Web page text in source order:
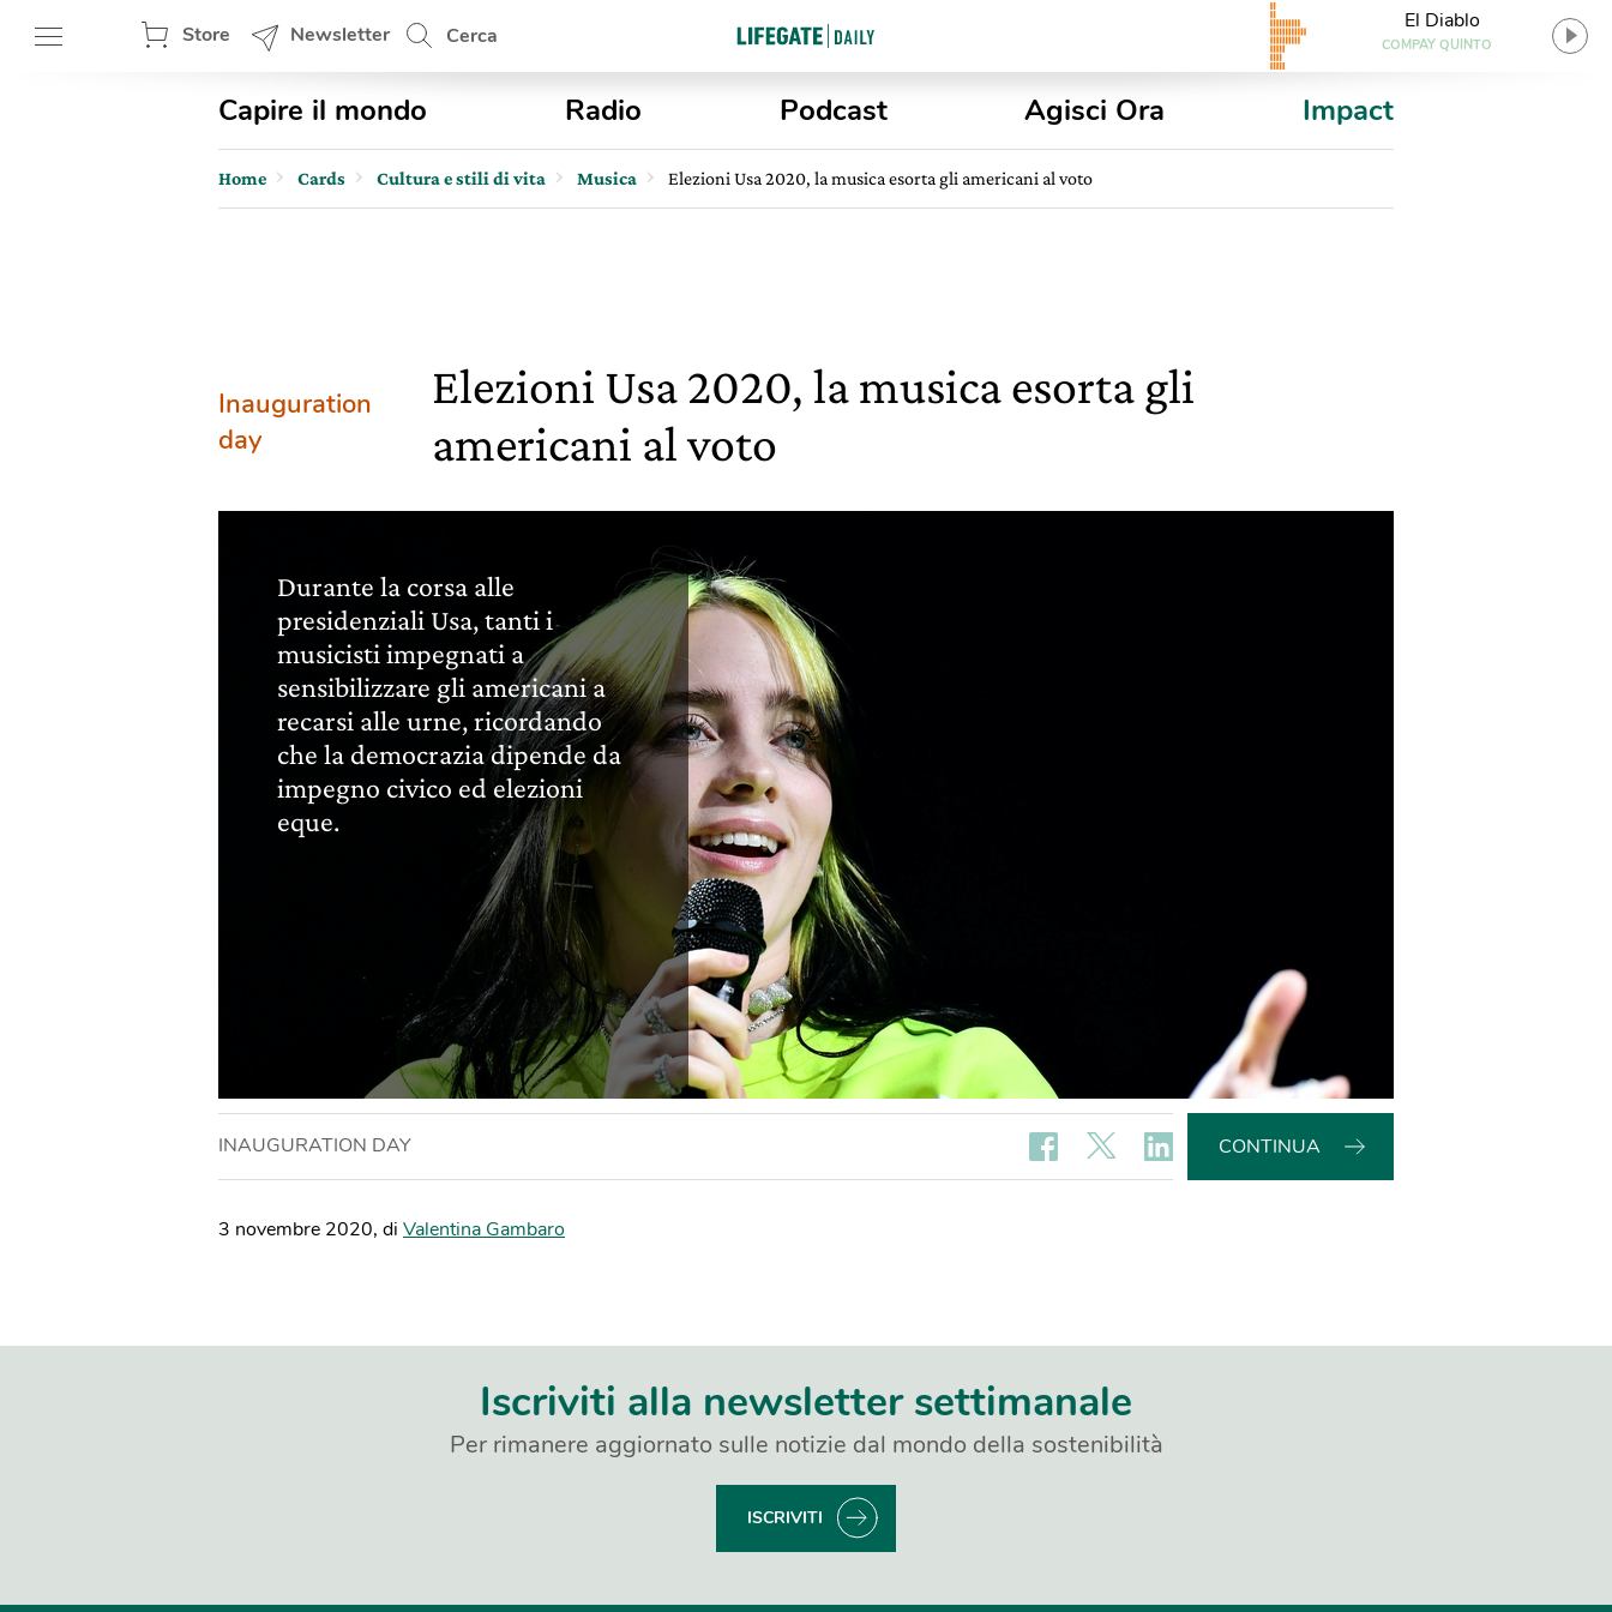
Store Newsletter Cerca
El Diablo
COMPAY QUINTO
Capire il mondo Radio Podcast Agisci Ora Impact
Home Cards Cultura e stili di vita Musica Elezioni Usa 2020, la musica esorta gli americani al voto
Inauguration
day
Elezioni Usa 2020, la musica esorta gli
americani al voto
Durante la corsa alle
presidenziali Usa, tanti i
musicisti impegnati a
sensibilizzare gli americani a
recarsi alle urne, ricordando
che la democrazia dipende da
impegno civico ed elezioni
eque.
INAUGURATION DAY CONTINUA
3 novembre 2020, di Valentina Gambaro
Iscriviti alla newsletter settimanale
Per rimanere aggiornato sulle notizie dal mondo della sostenibilità
ISCRIVITI